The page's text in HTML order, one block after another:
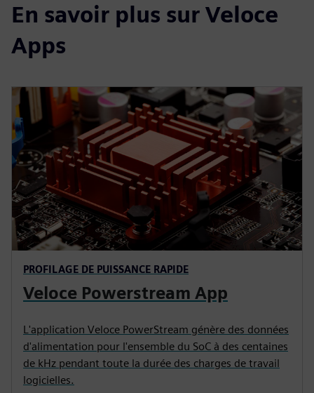
En savoir plus sur Veloce
Apps
PROFILAGE DE PUISSANCE RAPIDE
Veloce Powerstream App
L'application Veloce PowerStream génère des données
d'alimentation pour l'ensemble du SoC à des centaines
de kHz pendant toute la durée des charges de travail
logicielles.